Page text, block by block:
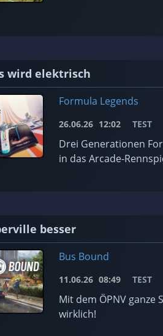
wird elektrisch
Formula Legends
26.06.26 12:02 TEST
Drei Generationen
in das Arcade-
besser
Bus Bound
11.06.26 08:49 TEST
Mit dem ÖPNV ganze
wirklich!